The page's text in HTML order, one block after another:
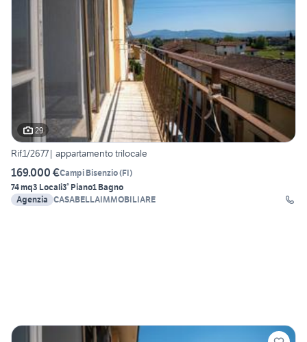
29
Rif.1/2677| appartamento trilocale
169.000 €Campi Bisenzio(FI)
74 mq3 Locali3° Piano1 Bagno
Agenzia CASABELLAIMMOBILIARE